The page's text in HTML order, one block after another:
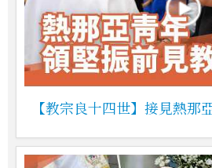
【教宗良十四世】接見熱那